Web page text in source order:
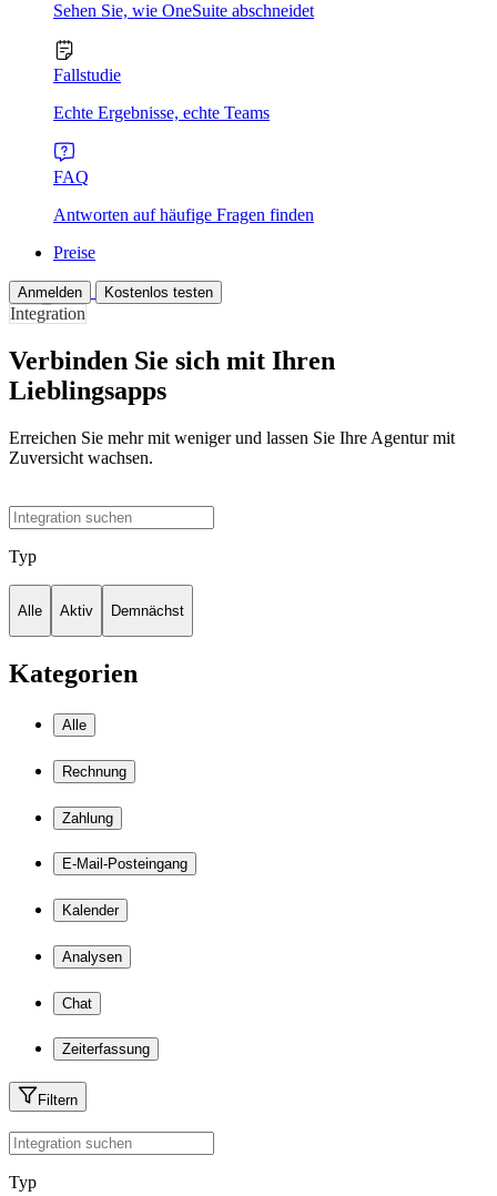
Sehen Sie, wie OneSuite abschneidet
Fallstudie
Echte Ergebnisse, echte Teams
FAQ
Antworten auf häufige Fragen finden
Preise
Anmelden Kostenlos testen
Integration
Verbinden Sie sich mit Ihren
Lieblingsapps
Erreichen Sie mehr mit weniger und lassen Sie Ihre Agentur mit
Zuversicht wachsen.
Typ
Alle Aktiv Demnächst
Kategorien
Alle
Rechnung
Zahlung
E-Mail-Posteingang
Kalender
Analysen
Chat
Zeiterfassung
Filtern
Typ